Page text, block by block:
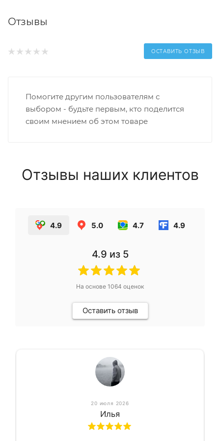
Отзывы
ОСТАВИТЬ ОТЗЫВ
Помогите другим пользователям с
выбором - будьте первым, кто поделится
своим мнением об этом товаре
Отзывы наших клиентов
4.9 5.0 4.7 4.9
4.9 из 5
На основе 1064 оценок
Оставить отзыв
20 июля 2026
Илья